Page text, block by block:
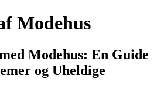
Modehus
Modehus: En Guide
og Uheldige